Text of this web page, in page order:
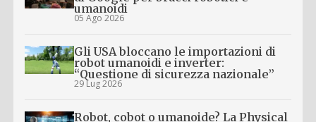
umanoidi
05 Ago 2026
Gli USA bloccano le importazioni di
robot umanoidi e inverter:
“Questione di sicurezza nazionale”
29 Lug 2026
Robot, cobot o umanoide? La Physical